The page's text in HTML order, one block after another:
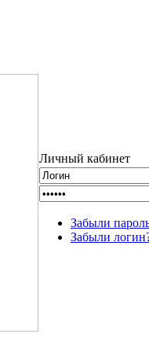
Личный кабинет
Забыли
Забыли